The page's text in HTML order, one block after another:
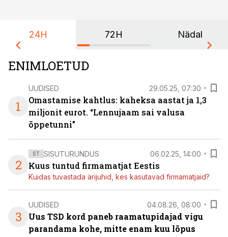
24H 72H Nädal
ENIMLOETUD
1
UUDISED 29.05.25, 07:30
Omastamise kahtlus: kaheksa aastat ja 1,3
miljonit eurot. “Lennujaam sai valusa
õppetunni”
2
ST SISUTURUNDUS 06.02.25, 14:00
Kuus tuntud firmamatjat Eestis
Kuidas tuvastada ärijuhid, kes kasutavad firmamatjaid?
3
UUDISED 04.08.26, 08:00
Uus TSD kord paneb raamatupidajad vigu
parandama kohe, mitte enam kuu lõpus